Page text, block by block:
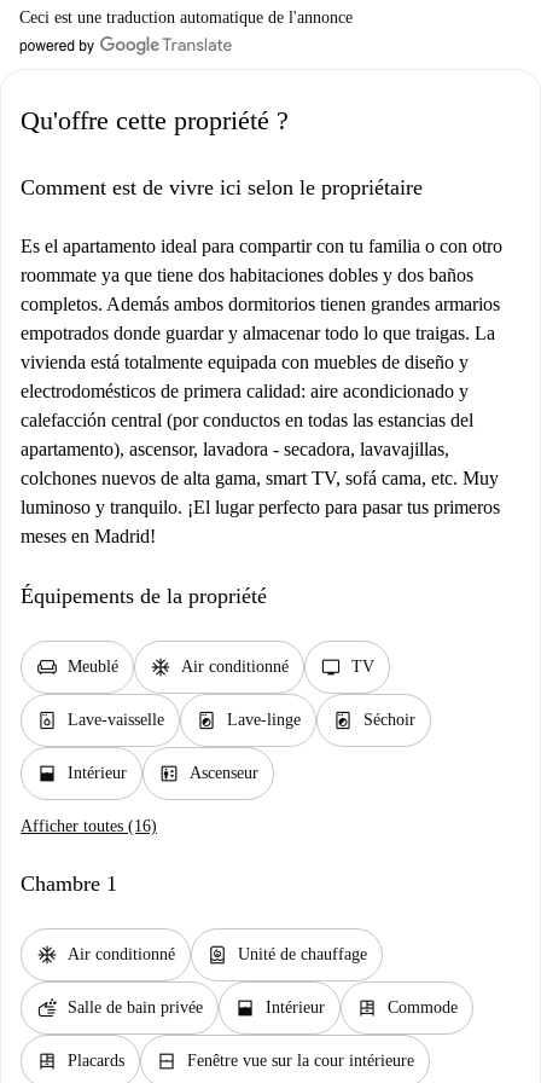
Ceci est une traduction automatique de l'annonce
Qu'offre cette propriété ?
Comment est de vivre ici selon le propriétaire
Es el apartamento ideal para compartir con tu familia o con otro
roommate ya que tiene dos habitaciones dobles y dos baños
completos. Además ambos dormitorios tienen grandes armarios
empotrados donde guardar y almacenar todo lo que traigas. La
vivienda está totalmente equipada con muebles de diseño y
electrodomésticos de primera calidad: aire acondicionado y
calefacción central (por conductos en todas las estancias del
apartamento), ascensor, lavadora - secadora, lavavajillas,
colchones nuevos de alta gama, smart TV, sofá cama, etc. Muy
luminoso y tranquilo. ¡El lugar perfecto para pasar tus primeros
meses en Madrid!
Équipements de la propriété
chair Meublé ac_unit Air conditionné tv TV
dishwasher_gen Lave-vaisselle local_laundry_service Lave-linge local_laundry_service Séchoir
window_open Intérieur elevator Ascenseur
Afficher toutes (16)
Chambre 1
ac_unit Air conditionné water_heater Unité de chauffage
soap Salle de bain privée window_open Intérieur dresser Commode
dresser Placards window_closed Fenêtre vue sur la cour intérieure